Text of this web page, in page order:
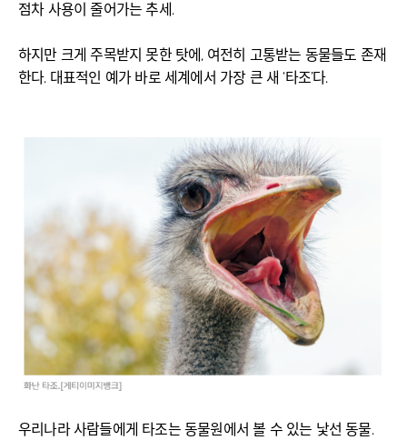
점차 사용이 줄어가는 추세.
하지만 크게 주목받지 못한 탓에, 여전히 고통받는 동물들도 존재
한다. 대표적인 예가 바로 세계에서 가장 큰 새 ‘타조’다.
우리나라 사람들에게 타조는 동물원에서 볼 수 있는 낯선 동물.